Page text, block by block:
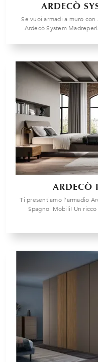
ARDECÒ
Se vuoi armadi a muro
Ardecò System
ARDECÒ
Ti presentiamo l'armadio
Spagnol Mobili! Un